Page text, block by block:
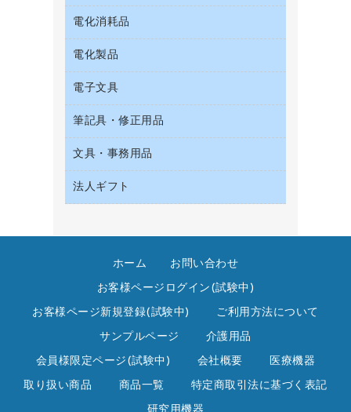
レターファイル
持ち出しファイル
統一伝票用ファイル
背幅が伸びるファイル
板目表紙・綴込表紙
名刺整理用品
スポーツ・レジャー用品
スリッパ・サンダル・シューズ
その他雑貨
ダストボックス
ティッシュペーパー
トイレットペーパー
食品添加物製品
ＰＯＰ用品
カウンター／お会計用品
サイン・看板用品
ディスプレイ用品
レジ・ポリ袋
陳列什器
店舗運営用品
電化消耗品
アルバム
デスクライト
懐中電灯・ライト
乾電池・充電池
電球・蛍光灯
電化製品
ＡＶ機器・アクセサリー
ＯＡタップ／延長コード
キッチン・調理家電
その他電化製品
空調・季節家電
電子文具
その他電子文具
ラベルテープ
ラベルライター
電卓
筆記具・修正用品
シャープペンシル
シャープペンシル用替芯
ボールペン（ゲルインク）
文具・事務用品
カッター
スティックのり
ステープラー本体
ステープル針
スプレーのり クリーナー
セロハンテープ
その他文具
テープカッター
テープのり
法人ギフト
高島屋（食品・飲料）
ホーム お問い合わせ
お客様ページログイン(試験中)
お客様ページ新規登録(試験中) ご利用方法について
サンプルページ 介護用品
会員様限定ページ(試験中) 会社概要 医療機器
取り扱い商品 商品一覧 特定商取引法に基づく表記